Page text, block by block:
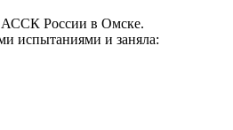
России в Омске.
испытаниями и заняла: